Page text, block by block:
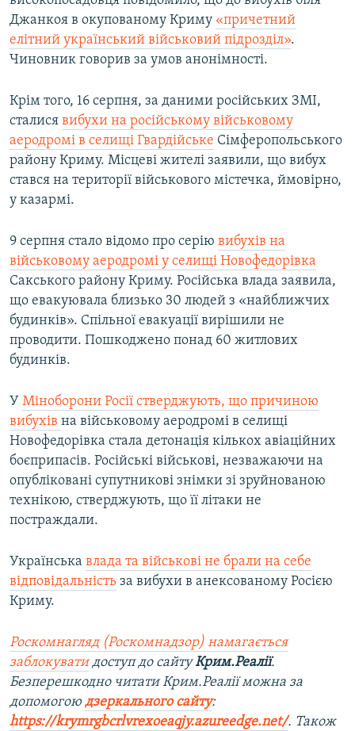
Джанкоя в окупованому Криму «причетний
елітний український військовий підрозділ».
Чиновник говорив за умов анонімності.
Крім того, 16 серпня, за даними російських ЗМІ,
сталися вибухи на російському військовому
аеродромі в селищі Гвардійське Сімферопольського
району Криму. Місцеві жителі заявили, що вибух
стався на території військового містечка, ймовірно,
у казармі.
9 серпня стало відомо про серію вибухів на
військовому аеродромі у селищі Новофедорівка
Сакського району Криму. Російська влада заявила,
що евакуювала близько 30 людей з «найближчих
будинків». Спільної евакуації вирішили не
проводити. Пошкоджено понад 60 житлових
будинків.
У Міноборони Росії стверджують, що причиною
вибухів на військовому аеродромі в селищі
Новофедорівка стала детонація кількох авіаційних
боєприпасів. Російські військові, незважаючи на
опубліковані супутникові знімки зі зруйнованою
технікою, стверджують, що її літаки не
постраждали.
Українська влада та військові не брали на себе
відповідальність за вибухи в анексованому Росією
Криму.
Роскомнагляд (Роскомнадзор) намагається
заблокуватидоступ до сайтуКрим.Реалії.
Безперешкодно читати Крим.Реалії можна за
допомогою дзеркального сайту:
https://krymrgbcrlvrexoeaqjy.azureedge.net/. Також